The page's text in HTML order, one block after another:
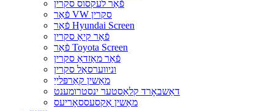
פֿאַר לעקסוס סקרין
פֿאַר VW סקרין
פֿאַר Hyundai Screen
פֿאַר קיאַ סקרין
פֿאַר Toyota Screen
פֿאַר מאַזדאַ סקרין
וניווערסאַל סקרין
מאַשין קאַרפּלייַ
דאַשבאָרד קלאַסטער ינסטרומענט
מאַשין אַקסעססאָריעס